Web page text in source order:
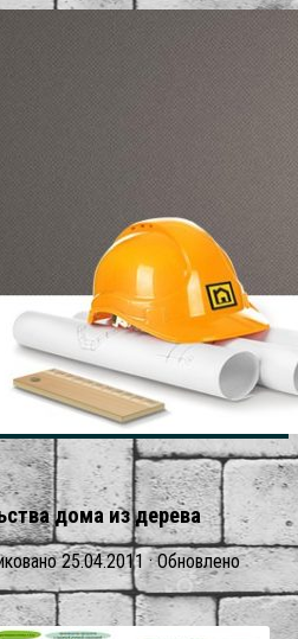
дома из дерева
25.04.2011 · Обновлено